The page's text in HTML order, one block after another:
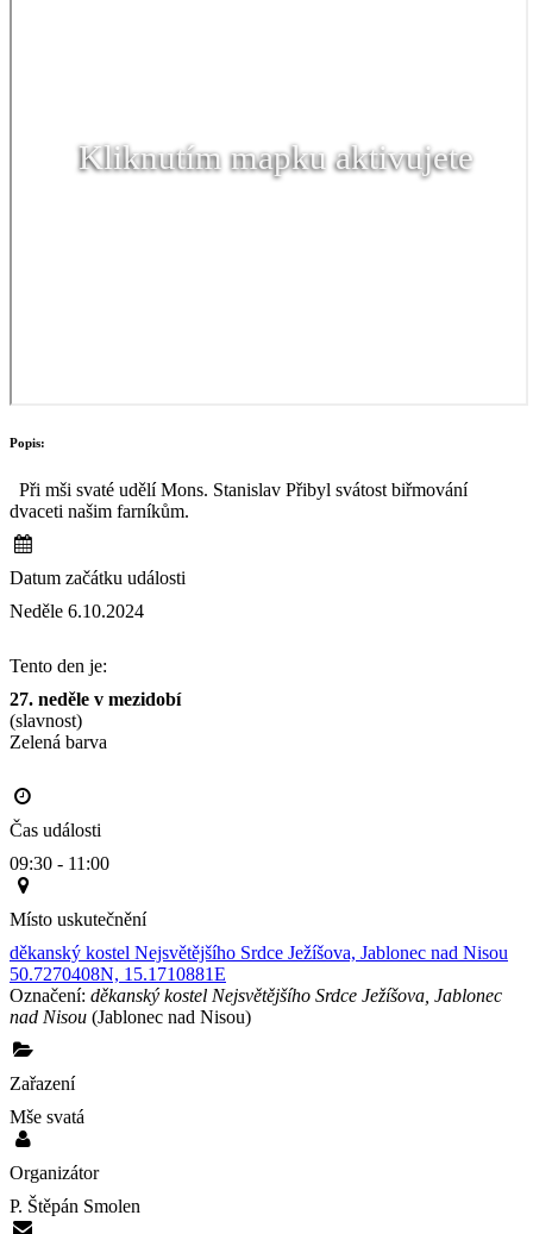
Kliknutím mapku aktivujete
Popis:
Při mši svaté udělí Mons. Stanislav Přibyl svátost biřmování
dvaceti našim farníkům.
Datum začátku události
Neděle 6.10.2024
Tento den je:
27. neděle v mezidobí
(slavnost)
Zelená barva
Čas události
09:30 - 11:00
Místo uskutečnění
děkanský kostel Nejsvětějšího Srdce Ježíšova, Jablonec nad Nisou
50.7270408N, 15.1710881E
Označení: děkanský kostel Nejsvětějšího Srdce Ježíšova, Jablonec
nad Nisou (Jablonec nad Nisou)
Zařazení
Mše svatá
Organizátor
P. Štěpán Smolen